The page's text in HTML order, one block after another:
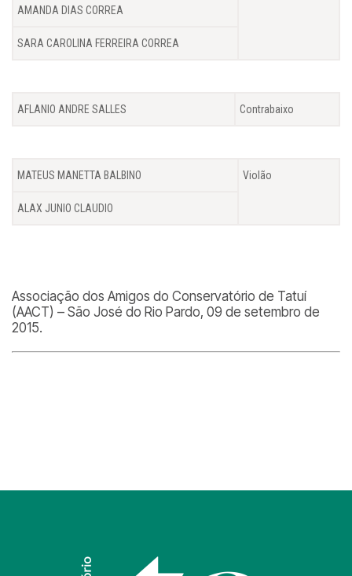
AMANDA DIAS CORREA
SARA CAROLINA FERREIRA CORREA
AFLANIO ANDRE SALLES Contrabaixo
MATEUS MANETTA BALBINO Violão
ALAX JUNIO CLAUDIO
Associação dos Amigos do Conservatório de Tatuí
(AACT) – São José do Rio Pardo, 09 de setembro de
2015.